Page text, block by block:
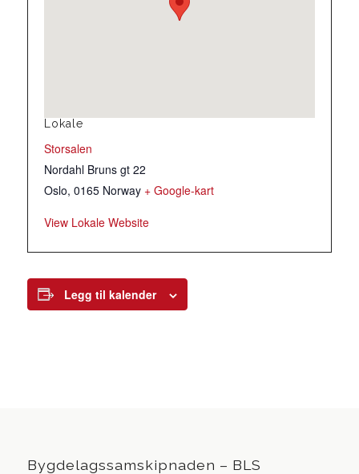
Lokale
Storsalen
Nordahl Bruns gt 22
Oslo, 0165 Norway + Google-kart
View Lokale Website
Legg til kalender
Bygdelagssamskipnaden – BLS